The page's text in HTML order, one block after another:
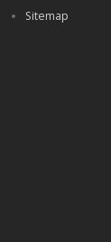
Sitemap